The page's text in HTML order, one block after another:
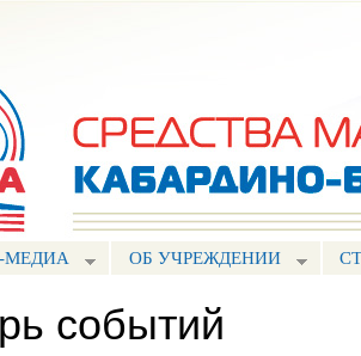
МЕДИА ОБ УЧРЕЖДЕНИИ
событий